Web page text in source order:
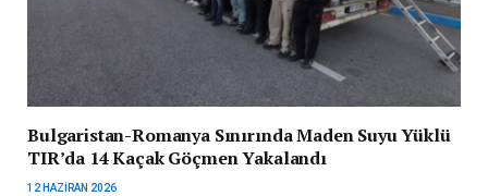
Bulgaristan-Romanya Sınırında Maden Suyu Yüklü
TIR’da 14 Kaçak Göçmen Yakalandı
12 HAZIRAN 2026